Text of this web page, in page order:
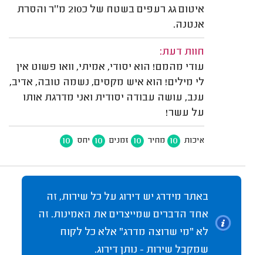
איטום גג רעפים בשטח של כ210 מ''ר והסרת
אנטנה.
חוות דעת:
עודי מהמם! הוא יסודי, אמיתי, וואו פשוט אין
לי מילים! הוא איש מקסים, נשמה טובה, אדיב,
ענב, עושה עבודה יסודית ואני מדרגת אותו
על עשר!
איכות 10 מחיר 10 זמנים 10 יחס 10
באתר מידרג יש דירוג על כל שירות, זה
אחד הדברים שמייצרים את האמינות. זה
לא "מי שרוצה מדרג" אלא כל לקוח
שמקבל שירות - נותן דירוג.